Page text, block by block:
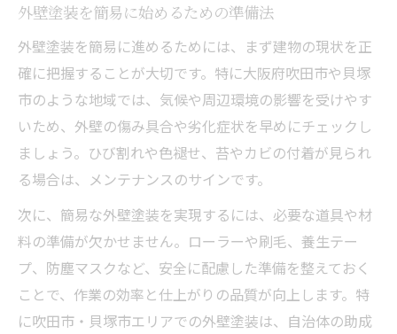
外壁塗装の見積もり比較で得する秘訣
外壁塗装にかかる追加費用を防ぐには
費用対効果を高める外壁塗装の選択
吹田市や貝塚市向け外壁塗装の基礎知識
外壁塗装の基礎用語と手順をやさしく解説
外壁塗装が必要なタイミングの見極め方
外壁塗装に使われる塗料の種類と特徴
外壁塗装の施工事例から学ぶポイント
簡易外壁塗装なら知っておくべき助成金情報
外壁塗装に使える助成金の基本を解説
外壁塗装を簡易に始めるための準備法
外壁塗装を簡易に進めるためには、まず建物の現状を正
確に把握することが大切です。特に大阪府吹田市や貝塚
市のような地域では、気候や周辺環境の影響を受けやす
いため、外壁の傷み具合や劣化症状を早めにチェックし
ましょう。ひび割れや色褪せ、苔やカビの付着が見られ
る場合は、メンテナンスのサインです。
次に、簡易な外壁塗装を実現するには、必要な道具や材
料の準備が欠かせません。ローラーや刷毛、養生テー
プ、防塵マスクなど、安全に配慮した準備を整えておく
ことで、作業の効率と仕上がりの品質が向上します。特
に吹田市・貝塚市エリアでの外壁塗装は、自治体の助成